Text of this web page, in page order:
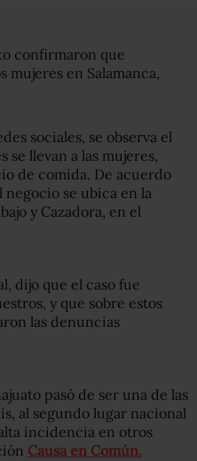
confirmaron que
mujeres en Salamanca,
sociales, se observa el
se llevan a las mujeres,
de comida. De acuerdo
negocio se ubica en la
y Cazadora, en el
dijo que el caso fue
y que sobre estos
las denuncias
pasó de ser una de las
al segundo lugar nacional
incidencia en otros
Causa en Común.